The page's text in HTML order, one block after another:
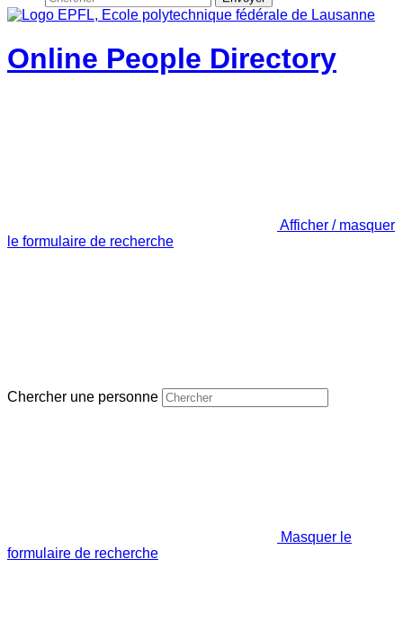
Online People Directory
Afficher / masquer
le formulaire de recherche
Chercher une personne
Masquer le
formulaire de recherche